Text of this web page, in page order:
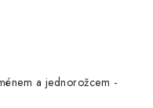
a jednorožcem -